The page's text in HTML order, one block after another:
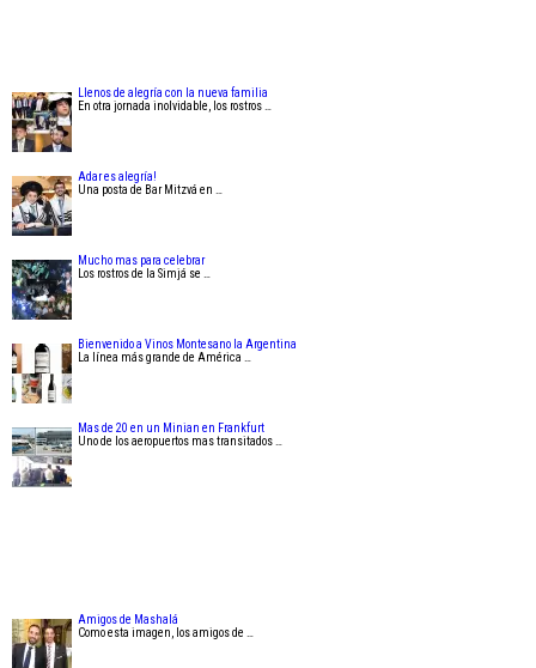
Llenos de alegría con la nueva familia
En otra jornada inolvidable, los rostros …
Adar es alegría!
Una posta de Bar Mitzvá en …
Mucho mas para celebrar
Los rostros de la Simjá se …
Bienvenido a Vinos Montesano la Argentina
La línea más grande de América …
Mas de 20 en un Minian en Frankfurt
Uno de los aeropuertos mas transitados …
Amigos de Mashalá
Como esta imagen, los amigos de …